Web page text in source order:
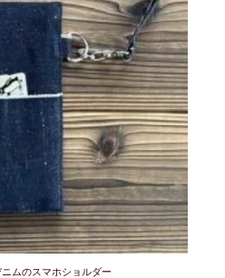
ムのスマホショルダー